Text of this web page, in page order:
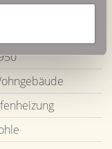
dem 1.5.2014